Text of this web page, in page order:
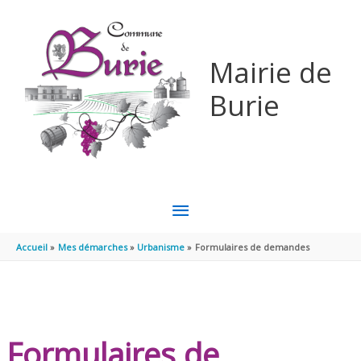
Mairie de
Burie
MENU
PRINCIPAL
Accueil Mes démarches Urbanisme Formulaires de demandes